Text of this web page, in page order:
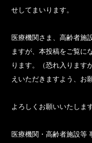
せしてまいります。
医療機関さま、高齢者施
ますが、本投稿をご覧に
ります。（恐れ入ります
えいただきますよう、お
よろしくお願いいたします
医療機関・高齢者施設等